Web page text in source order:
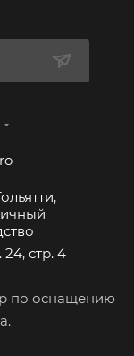
стр. 4
по оснащению